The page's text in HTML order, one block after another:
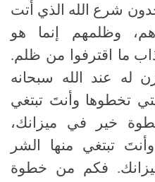
شرع الله الذي أتت
وظلمهم إنما هو
ما اقترفوا من ظلم.
له عند الله سبحانه
تخطوها وأنتَ تبتغي
خير في ميزانك،
تبتغي منها الشر
فكم من خطوة